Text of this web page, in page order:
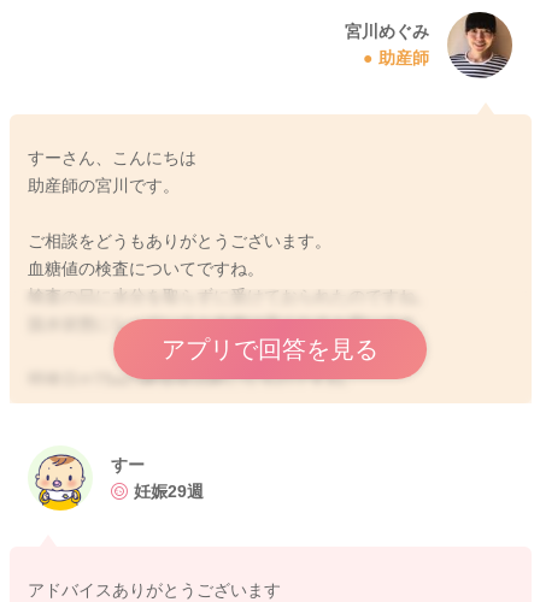
宮川めぐみ
助産師
すーさん、こんにちは
助産師の宮川です。
ご相談をどうもありがとうございます。
血糖値の検査についてですね。
検査の日に水分を取らずに受けておられたのですね。
脱水状態になっていると血糖は高くなると思います。
明後日が75gの糖負荷試験になるのですね。
桑の葉茶を飲まれるといいかと思いますよ。糖の吸収をゆっく
75gの方が糖分がそれだけ多くなると思います。上がり方にも多
少影響は出るかと思います。しかし50gの時には特に食事制限が
アプリで回答を見る
すー
妊娠29週
アドバイスありがとうございます